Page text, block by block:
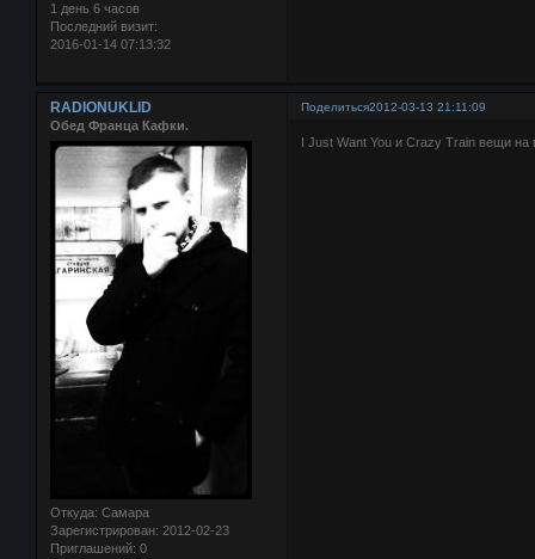
1 день 6 часов
Последний визит:
2016-01-14 07:13:32
Поделиться2012-03-13 21:11:09
RADIONUKLID
Обед Франца Кафки.
Откуда: Самара
Зарегистрирован: 2012-02-23
Приглашений: 0
I Just Want You и Crazy Train вещи на